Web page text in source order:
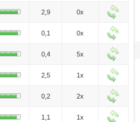
2,9 0x
0,1 0x
0,4 5x
2,5 1x
0,2 2x
1,1 1x